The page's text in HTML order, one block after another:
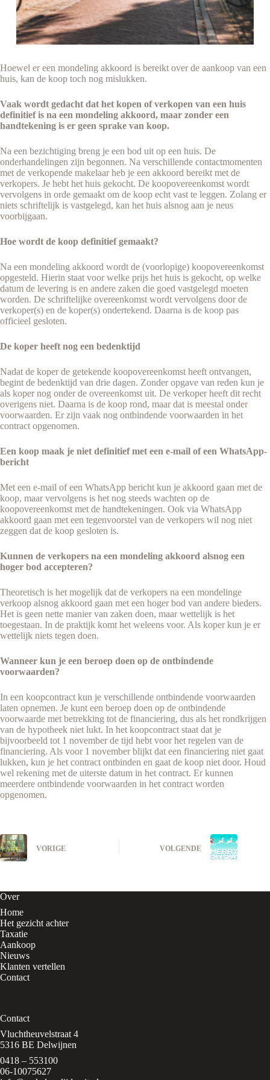
Hoewel er een mondeling akkoord is bereikt over de aankoop van een
huis, kan de koop toch nog mislukken.
Vaak wordt gedacht dat het kopen of verkopen van een huis
definitief is na een mondeling akkoord, maar zonder een
handtekening is er geen sprake van koop.
Na een bezichtiging breng je een bod uit op een huis. De
onderhandelingen zijn begonnen. Na verschillende contactmomenten
met de verkopende makelaar heb je een akkoord bereikt met de
verkopers. Je hebt het huis gekocht. De koopovereenkomst wordt
vervolgens in orde gemaakt om de koop echt vast te leggen. Zolang er
niets schriftelijk is vastgelegd, kan het huis alsnog aan je neus
voorbijgaan.
Hoe wordt de koop definitief gemaakt?
Na een mondeling akkoord wordt de (voorlopige) koopovereenkomst
opgesteld. Hierin staat voor welke prijs het huis is gekocht, op welke
datum de levering is en andere zaken die goed vastgelegd moeten
worden. De schriftelijke overeenkomst wordt vervolgens door de
verkoper(s) en de koper(s) ondertekend. Daarna is de koop pas
officieel gesloten.
De koper heeft nog een bedenktijd
Nadat de koper de getekende koopovereenkomst heeft ontvangen,
begint de bedenktijd van drie dagen. Zonder opgave van reden kun je
als koper nog onder de overeenkomst uit. De verkoper heeft dit recht
overigens niet. Daarna is de koop rond, maar dat is meestal onder
voorwaarden. Er zijn vaak nog ontbindende voorwaarden in het
contract opgenomen.
Een koop maak je niet definitief met een e-mail of een WhatsApp-
bericht
Met een e-mail of een WhatsApp bericht kun je akkoord gaan met de
koop, maar vervolgens is het nog steeds wachten op de
koopovereenkomst met de handtekeningen. Ook via WhatsApp
akkoord gaan met een tegenvoorstel van de verkopers wil nog niet
zeggen dat de koop gesloten is.
Kunnen de verkopers na een mondeling akkoord alsnog een
hoger bod accepteren?
Theoretisch is het mogelijk dat de verkopers na een mondelinge
verkoop alsnog akkoord gaan met een hoger bod van andere bieders.
Het is geen nette manier van zaken doen, maar wettelijk is het
toegestaan. In de praktijk komt het weleens voor. Als koper kun je er
wettelijk niets tegen doen.
Wanneer kun je een beroep doen op de ontbindende
voorwaarden?
In een koopcontract kun je verschillende ontbindende voorwaarden
laten opnemen. Je kunt een beroep doen op de ontbindende
voorwaarde met betrekking tot de financiering, dus als het rondkrijgen
van de hypotheek niet lukt. In het koopcontract staat dat je
bijvoorbeeld tot 1 november de tijd hebt voor het regelen van de
financiering. Als voor 1 november blijkt dat een financiering niet gaat
lukken, kun je het contract ontbinden en gaat de koop niet door. Houd
wel rekening met de uiterste datum in het contract. Er kunnen
meerdere ontbindende voorwaarden in het contract worden
opgenomen.
VORIGE VOLGENDE
Over
Home
Het gezicht achter
Taxatie
Aankoop
Nieuws
Klanten vertellen
Contact
Contact
Vluchtheuvelstraat 4
5316 BE Delwijnen
0418 – 553100
06-10075627